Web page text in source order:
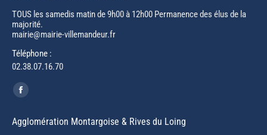
TOUS les samedis matin de 9h00 à 12h00 Permanence des élus de la
majorité.
mairie@mairie-villemandeur.fr
Téléphone :
02.38.07.16.70
Trouvez nous sur :
Facebook
opens
Agglomération Montargoise & Rives du Loing